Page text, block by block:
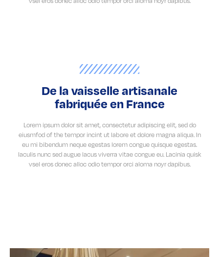
De la vaisselle artisanale
fabriquée en France
Lorem ipsum dolor sit amet, consectetur adipiscing elit, sed do
eiusmfod of the tempor incint ut labore et dolore magna aliqua. In
eu mi bibendum neque egestas lorem congue quisque egestas.
Iaculis nunc sed augue lacus viverra vitae congue eu. Lacinia quisk
vsel eros donec alloc odio tempor orci aloma noyr dapibus.